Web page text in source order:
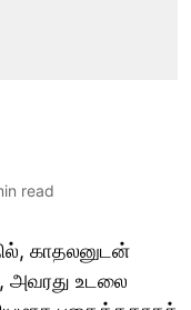
read
காதலனுடன்
உடலை